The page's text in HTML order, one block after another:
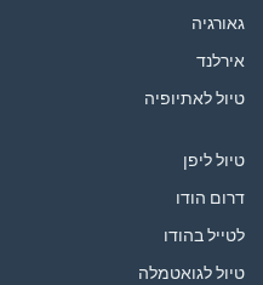
גאורגיה
אירלנד
טיול לאתיופיה
טיול ליפן
דרום הודו
לטייל בהודו
טיול לגואטמלה